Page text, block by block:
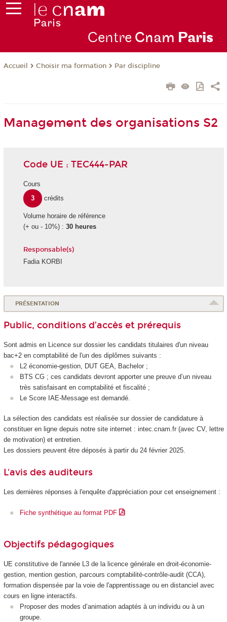
Centre Cnam Paris
Accueil Choisir ma formation Par discipline
Management des organisations S2
Code UE : TEC444-PAR
Cours
3
crédits
Volume horaire de référence
(+ ou - 10%) : 30 heures
Responsable(s)
Fadia KORBI
PRÉSENTATION
Public, conditions d’accès et prérequis
Sont admis en Licence sur dossier les candidats titulaires d'un niveau
bac+2 en comptabilité de l'un des diplômes suivants :
L2 économie-gestion, DUT GEA, Bachelor ;
BTS CG ; ces candidats devront apporter une preuve d’un niveau
très satisfaisant en comptabilité et fiscalité ;
Le Score IAE-Message est demandé.
La sélection des candidats est réalisée sur dossier de candidature à
constituer en ligne depuis notre site internet : intec.cnam.fr (avec CV, lettre
de motivation) et entretien.
Les dossiers peuvent être déposés à partir du 24 février 2025.
L'avis des auditeurs
Les dernières réponses à l'enquête d'appréciation pour cet enseignement :
Fiche synthétique au format PDF
Objectifs pédagogiques
UE constitutive de l'année L3 de la licence générale en droit-économie-
gestion, mention gestion, parcours comptabilité-contrôle-audit (CCA),
formation dispensée par la voie de l'apprentissage ou en distanciel avec
cours en ligne interactifs.
Proposer des modes d’animation adaptés à un individu ou à un
groupe.